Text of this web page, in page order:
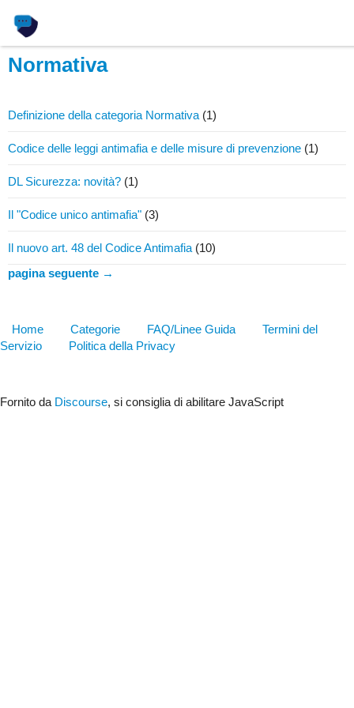
Normativa
Definizione della categoria Normativa (1)
Codice delle leggi antimafia e delle misure di prevenzione (1)
DL Sicurezza: novità? (1)
Il "Codice unico antimafia" (3)
Il nuovo art. 48 del Codice Antimafia (10)
pagina seguente →
Home Categorie FAQ/Linee Guida
Termini del
Servizio
Politica della Privacy
Fornito da Discourse, si consiglia di abilitare JavaScript